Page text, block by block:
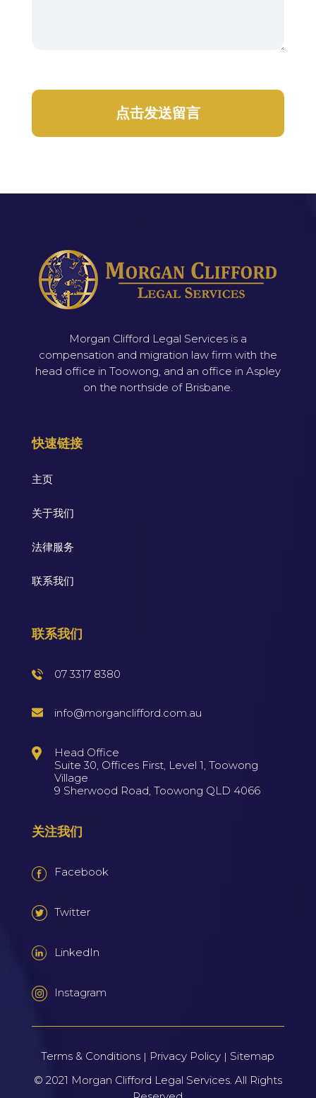
Morgan Clifford Legal Services is a
compensation and migration law firm with the
head office in Toowong, and an office in Aspley
on the northside of Brisbane.
快速链接
主页
关于我们
法律服务
联系我们
联系我们
07 3317 8380
info@morganclifford.com.au
Head Office
Suite 30, Offices First, Level 1, Toowong
Village
9 Sherwood Road, Toowong QLD 4066
关注我们
Facebook
Twitter
LinkedIn
Instagram
© 2021 Morgan Clifford Legal Services. All Rights
Terms & Conditions | Privacy Policy | Sitemap